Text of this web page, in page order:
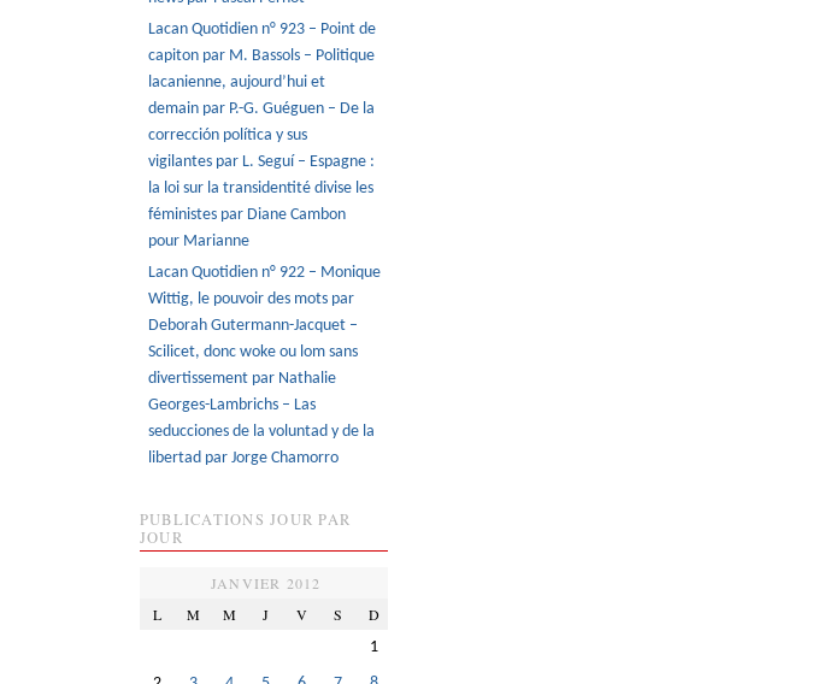
Lacan Quotidien n° 923 – Point de
capiton par M. Bassols – Politique
lacanienne, aujourd’hui et
demain par P.-G. Guéguen – De la
corrección política y sus
vigilantes par L. Seguí – Espagne :
la loi sur la transidentité divise les
féministes par Diane Cambon
pour Marianne
Lacan Quotidien n° 922 – Monique
Wittig, le pouvoir des mots par
Deborah Gutermann-Jacquet –
Scilicet, donc woke ou lom sans
divertissement par Nathalie
Georges-Lambrichs – Las
seducciones de la voluntad y de la
libertad par Jorge Chamorro
PUBLICATIONS JOUR PAR
JOUR
JANVIER 2012
L
M M J V S D
1